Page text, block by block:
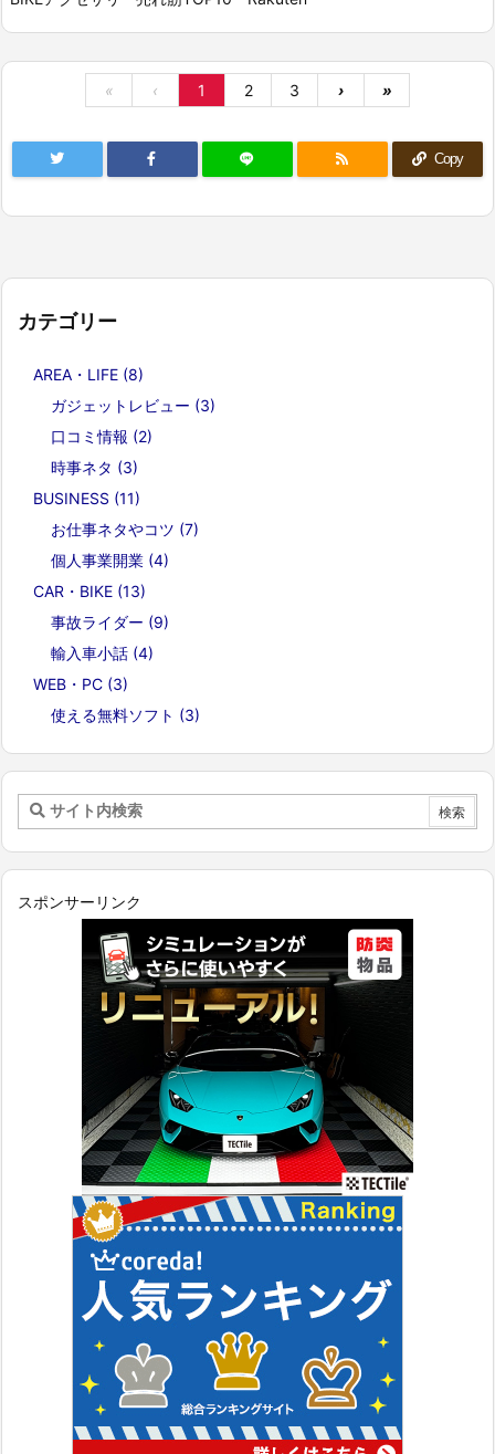
« ‹ 1 2 3 › »
Copy
カテゴリー
AREA・LIFE (8)
ガジェットレビュー (3)
口コミ情報 (2)
時事ネタ (3)
BUSINESS (11)
お仕事ネタやコツ (7)
個人事業開業 (4)
CAR・BIKE (13)
事故ライダー (9)
輸入車小話 (4)
WEB・PC (3)
使える無料ソフト (3)
スポンサーリンク